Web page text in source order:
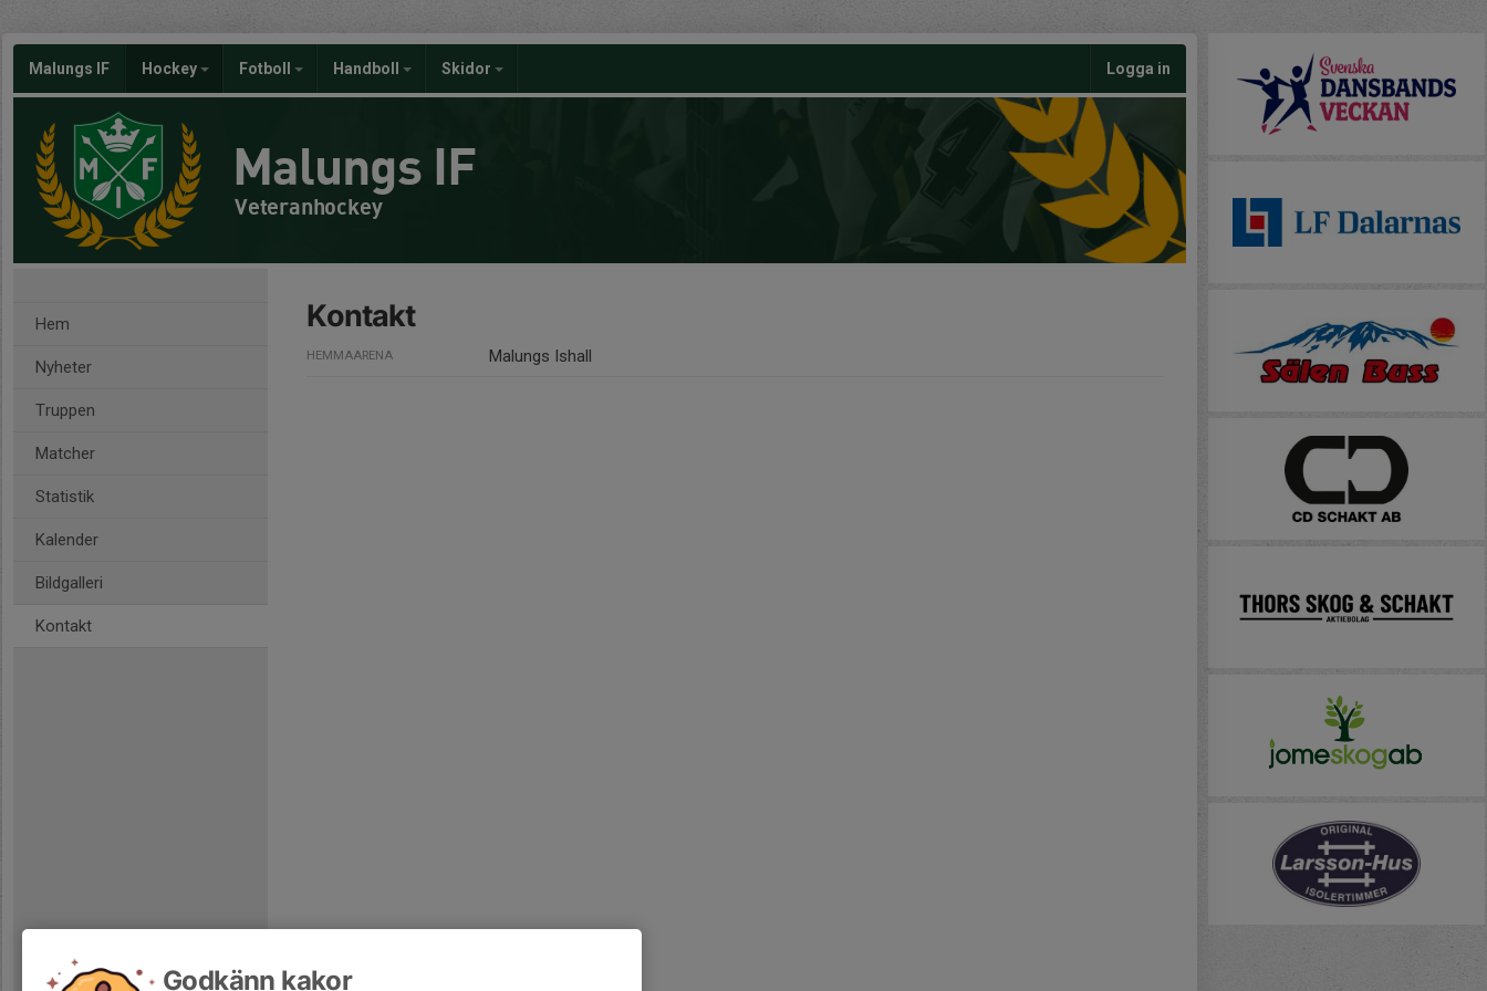
Malungs IF Hockey Fotboll Handboll Skidor Logga in
Malungs IF
Veteranhockey
Hem
Nyheter
Truppen
Matcher
Statistik
Kalender
Bildgalleri
Kontakt
Kontakt
HEMMAARENA Malungs Ishall
Godkänn kakor